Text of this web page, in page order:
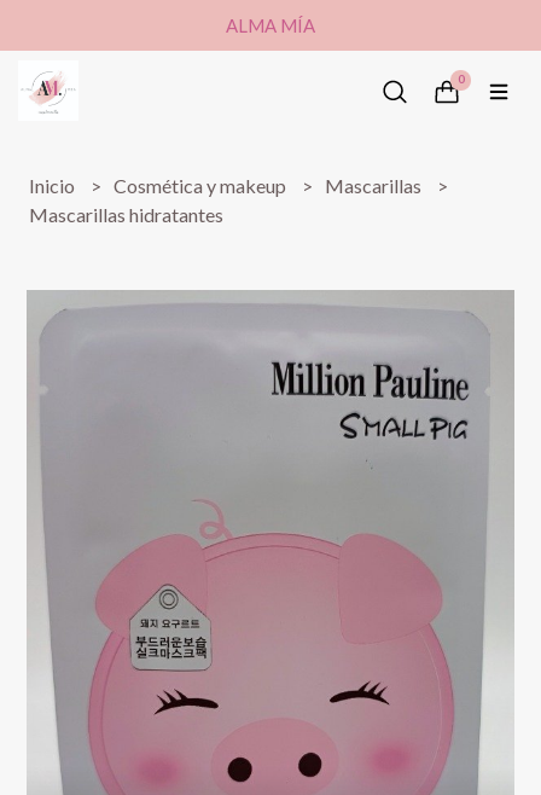
ALMA MÍA
0
Inicio Cosmética y makeup
Mascarillas
Mascarillas hidratantes